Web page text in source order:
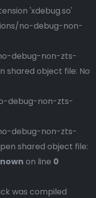
'xdebug.so'
no-debug-non-
debug-non-zts-
shared object file: No
debug-non-zts-
debug-non-zts-
shared object file:
on line 0
was compiled